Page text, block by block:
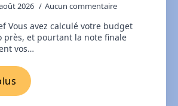
2026 Aucun commentaire
Vous avez calculé votre budget
près, et pourtant la note finale
vos…